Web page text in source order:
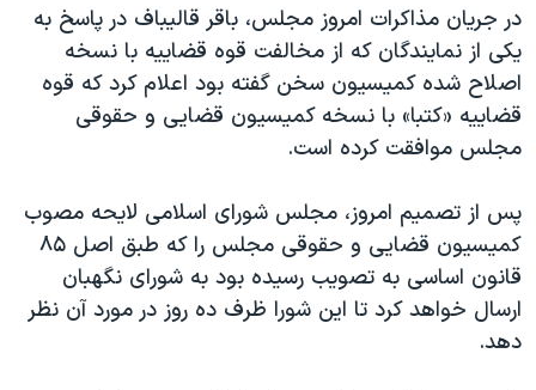
در جریان مذاکرات امروز مجلس، باقر قالیباف در پاسخ به
یکی از نمایندگان که از مخالفت قوه قضاییه با نسخه
اصلاح شده کمیسیون سخن گفته بود اعلام کرد که قوه
قضاییه «کتبا» با نسخه کمیسیون قضایی و حقوقی
مجلس موافقت کرده است.
پس از تصمیم امروز، مجلس شورای اسلامی لایحه مصوب
کمیسیون قضایی و حقوقی مجلس را که طبق اصل ۸۵
قانون اساسی به تصویب رسیده بود به شورای نگهبان
ارسال خواهد کرد تا این شورا ظرف ده روز در مورد آن نظر
دهد.